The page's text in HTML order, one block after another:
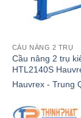
CẦU NÂNG 2 TRỤ
Cầu nâng 2 trụ
HTL2140S
Hauvrex - Trung